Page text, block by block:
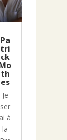
Pa
tri
ck
Mo
th
es
Je
ser
ai à
la